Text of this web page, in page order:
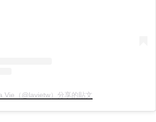
Vie（@lavietw）分享的貼文